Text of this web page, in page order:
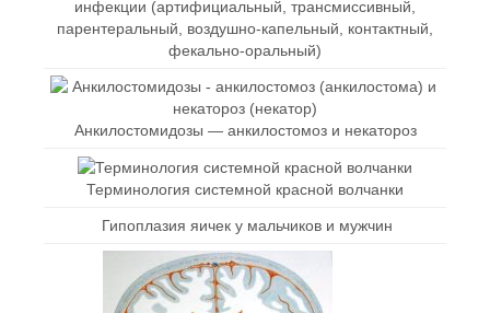
инфекции (артифициальный, трансмиссивный,
парентеральный, воздушно-капельный, контактный,
фекально-оральный)
Анкилостомидозы — анкилостомоз и некатороз
Терминология системной красной волчанки
Гипоплазия яичек у мальчиков и мужчин